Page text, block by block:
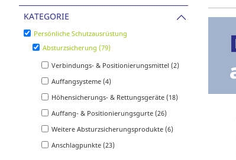
KATEGORIE
Persönliche Schutzausrüstung
Absturzsicherung (79)
Verbindungs- & Positionierungsmittel (2)
Auffangsysteme (4)
Höhensicherungs- & Rettungsgeräte (18)
Auffang- & Positionierungsgurte (26)
Weitere Absturzsicherungsprodukte (6)
Anschlagpunkte (23)